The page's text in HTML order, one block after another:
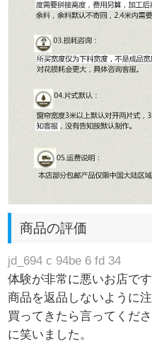
商品の評価
jd_694 c 94be 6 fd 34
体験が非常に悪いお店で
商品を返品しないように
買ってきたら言ってくだ
に笑いました。